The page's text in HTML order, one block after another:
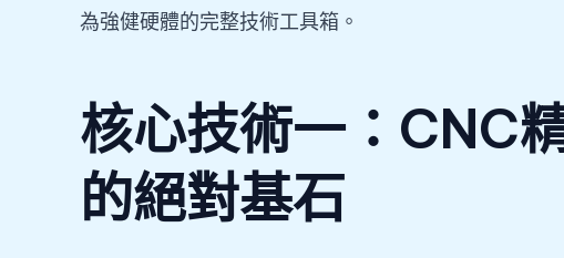
為強健硬體的完整技術工具箱。
核心技術一：CNC
的絕對基石